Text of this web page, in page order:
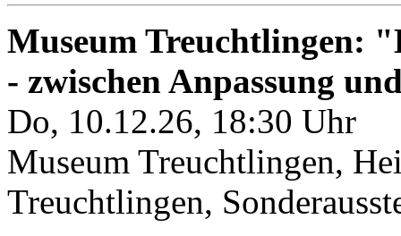
Museum Treuchtlingen:
- zwischen Anpassung
Do, 10.12.26, 18:30 Uhr
Museum Treuchtlingen,
Treuchtlingen,